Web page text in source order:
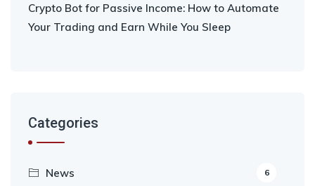
Crypto Bot for Passive Income: How to Automate
Your Trading and Earn While You Sleep
Categories
News 6